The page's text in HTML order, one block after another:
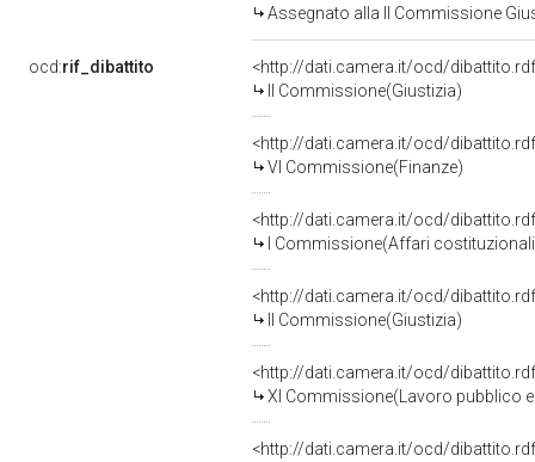
Assegnato alla II Commissione
ocd:rif_dibattito
<http://dati.camera.it/ocd/
II Commissione(Giustizia)
<http://dati.camera.it/ocd/
VI Commissione(Finanze)
<http://dati.camera.it/ocd/
I Commissione(Affari
<http://dati.camera.it/ocd/
II Commissione(Giustizia)
<http://dati.camera.it/ocd/
XI Commissione(Lavoro pubblico
<http://dati.camera.it/ocd/